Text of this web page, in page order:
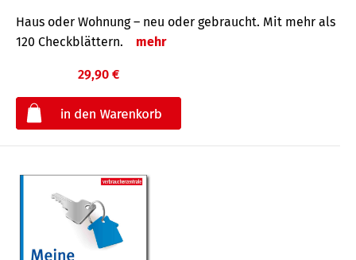
Haus oder Wohnung – neu oder gebraucht. Mit mehr als
120 Check­blättern.
mehr
29,90 €